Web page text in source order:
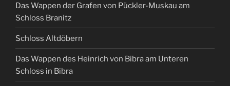
Das Wappen der Grafen von Pückler-Muskau am
Schloss Branitz
Schloss Altdöbern
Das Wappen des Heinrich von Bibra am Unteren
Schloss in Bibra